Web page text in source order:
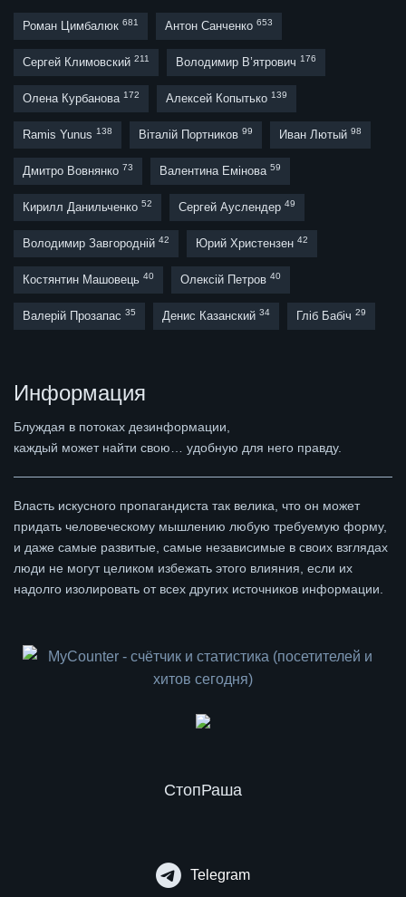
Роман Цимбалюк 681 Антон Санченко 653
Сергей Климовский 211 Володимир В’ятрович 176
Олена Курбанова 172 Алексей Копытько 139
Ramis Yunus 138 Віталій Портников 99 Иван Лютый 98
Дмитро Вовнянко 73 Валентина Емінова 59
Кирилл Данильченко 52 Сергей Ауслендер 49
Володимир Завгородній 42 Юрий Христензен 42
Костянтин Машовець 40 Олексій Петров 40
Валерій Прозапас 35 Денис Казанский 34 Гліб Бабіч 29
Информация
Блуждая в потоках дезинформации,
каждый может найти свою… удобную для него правду.
Власть искусного пропагандиста так велика, что он может
придать человеческому мышлению любую требуемую форму,
и даже самые развитые, самые независимые в своих взглядах
люди не могут целиком избежать этого влияния, если их
надолго изолировать от всех других источников информации.
СтопРаша
Telegram